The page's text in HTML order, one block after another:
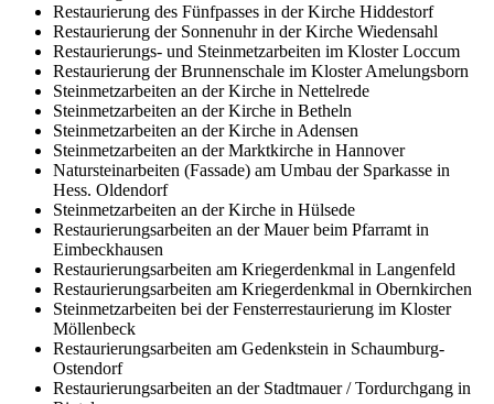
Restaurierung des Fünfpasses in der Kirche Hiddestorf
Restaurierung der Sonnenuhr in der Kirche Wiedensahl
Restaurierungs- und Steinmetzarbeiten im Kloster Loccum
Restaurierung der Brunnenschale im Kloster Amelungsborn
Steinmetzarbeiten an der Kirche in Nettelrede
Steinmetzarbeiten an der Kirche in Betheln
Steinmetzarbeiten an der Kirche in Adensen
Steinmetzarbeiten an der Marktkirche in Hannover
Natursteinarbeiten (Fassade) am Umbau der Sparkasse in
Hess. Oldendorf
Steinmetzarbeiten an der Kirche in Hülsede
Restaurierungsarbeiten an der Mauer beim Pfarramt in
Eimbeckhausen
Restaurierungsarbeiten am Kriegerdenkmal in Langenfeld
Restaurierungsarbeiten am Kriegerdenkmal in Obernkirchen
Steinmetzarbeiten bei der Fensterrestaurierung im Kloster
Möllenbeck
Restaurierungsarbeiten am Gedenkstein in Schaumburg-
Ostendorf
Restaurierungsarbeiten an der Stadtmauer / Tordurchgang in